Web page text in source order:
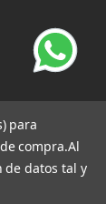
para
compra.Al
de datos tal y